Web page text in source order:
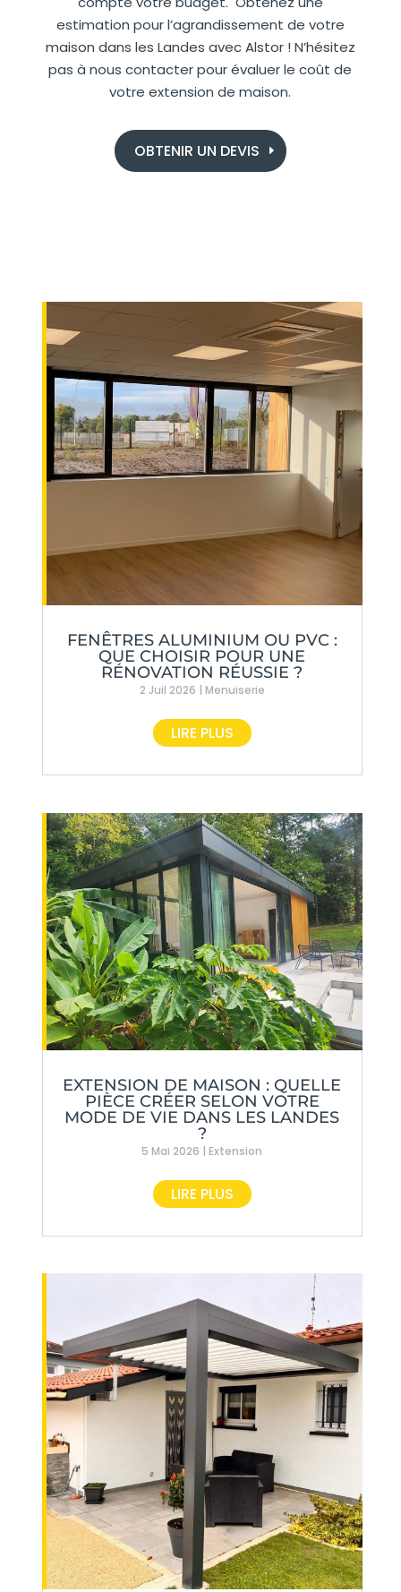
estimation pour l’agrandissement de votre
maison dans les Landes avec Alstor ! N’hésitez
pas à nous contacter pour évaluer le coût de
votre extension de maison.
OBTENIR UN DEVIS
FENÊTRES ALUMINIUM OU PVC :
QUE CHOISIR POUR UNE
RÉNOVATION RÉUSSIE ?
2 Juil 2026 | Menuiserie
LIRE PLUS
EXTENSION DE MAISON : QUELLE
PIÈCE CRÉER SELON VOTRE
MODE DE VIE DANS LES LANDES
?
5 Mai 2026 |Extension
LIRE PLUS